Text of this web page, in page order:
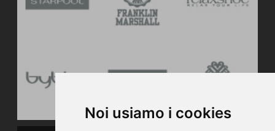
Noi usiamo i cookies